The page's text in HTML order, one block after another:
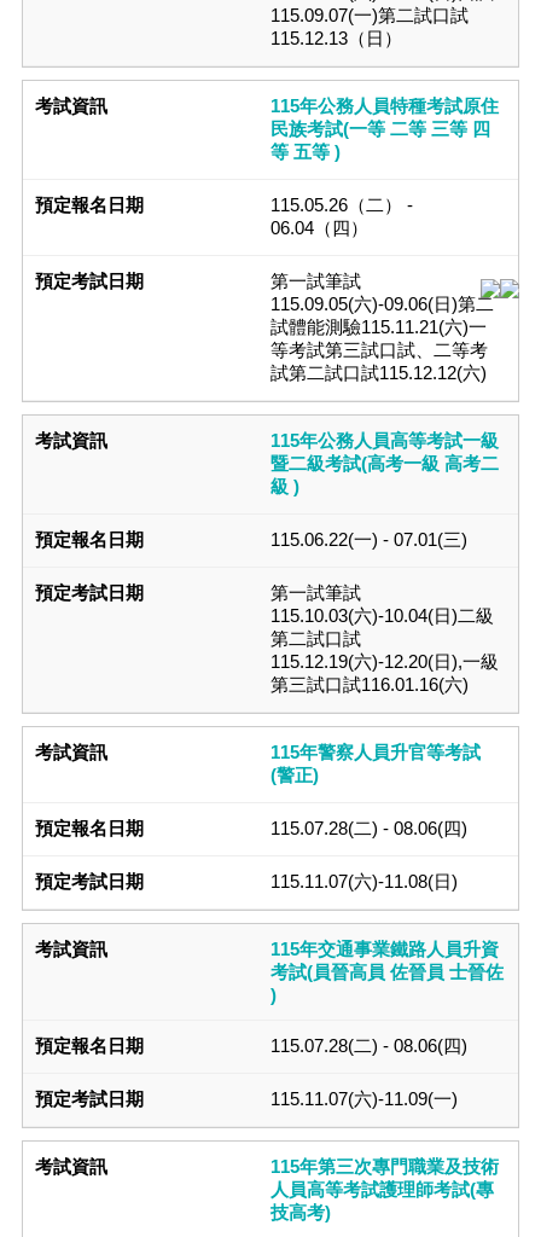
115.09.07(一)第二試口試
115.12.13（日）
115年公務人員特種考試原住
民族考試(一等 二等 三等 四
等 五等 )
115.05.26（二） -
06.04（四）
第一試筆試
115.09.05(六)-09.06(日)第二
試體能測驗115.11.21(六)一
等考試第三試口試、二等考
試第二試口試115.12.12(六)
115年公務人員高等考試一級
暨二級考試(高考一級 高考二
級 )
115.06.22(一) - 07.01(三)
第一試筆試
115.10.03(六)-10.04(日)二級
第二試口試
115.12.19(六)-12.20(日),一級
第三試口試116.01.16(六)
115年警察人員升官等考試
(警正)
115.07.28(二) - 08.06(四)
115.11.07(六)-11.08(日)
115年交通事業鐵路人員升資
考試(員晉高員 佐晉員 士晉佐
)
115.07.28(二) - 08.06(四)
115.11.07(六)-11.09(一)
115年第三次專門職業及技術
人員高等考試護理師考試(專
技高考)